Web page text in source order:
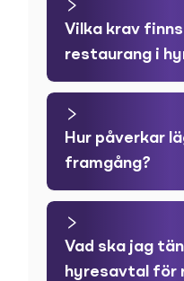
Vilka krav
restaurang i
Hur påverkar
framgång?
Vad ska jag
hyresavtal för